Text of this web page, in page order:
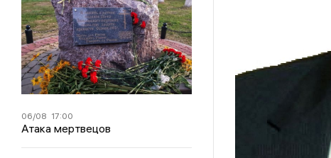
06/08 17:00
Атака мертвецов